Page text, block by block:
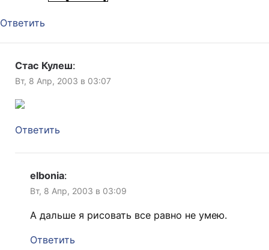
Ответить
Стас Кулеш:
Вт, 8 Апр, 2003 в 03:07
Ответить
elbonia:
Вт, 8 Апр, 2003 в 03:09
А дальше я рисовать все равно не умею.
Ответить